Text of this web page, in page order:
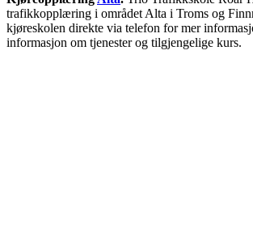
trafikkopplæring i området Alta i Troms og
kjøreskolen direkte via telefon for mer
informasjon om tjenester og tilgjengelige kurs.